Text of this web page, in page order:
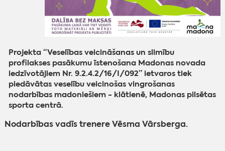
Projekta “Veselības veicināšanas un slimību
profilakses pasākumu īstenošana Madonas novada
iedzīvotājiem Nr. 9.2.4.2/16/I/092” ietvaros tiek
piedāvātas veselību veicinošas vingrošanas
nodarbības madoniešiem - klātienē, Madonas pilsētas
sporta centrā.
Nodarbības vadīs trenere Vēsma Vārsberga.